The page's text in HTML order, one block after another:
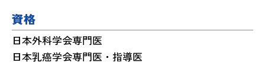
資格
日本外科学会専門医
日本乳癌学会専門医・指導医